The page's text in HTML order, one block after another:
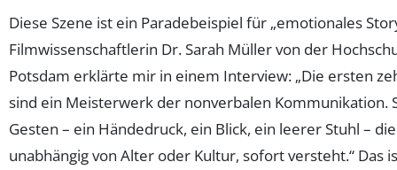
Diese Szene ist ein Paradebeispiel für „emotionales
Filmwissenschaftlerin Dr. Sarah Müller von der
Potsdam erklärte mir in einem Interview: „Die ersten
sind ein Meisterwerk der nonverbalen Kommunikation.
Gesten – ein Händedruck, ein Blick, ein leerer Stuhl –
unabhängig von Alter oder Kultur, sofort versteht.“ Das